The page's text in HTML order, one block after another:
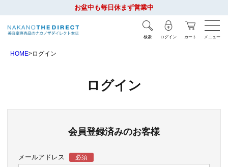
お盆中も毎日休まず営業中
検索 ログイン カート メニュー
HOME ログイン
ログイン
会員登録済みのお客様
メールアドレス